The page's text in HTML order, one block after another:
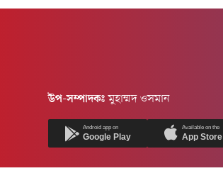
উপ-সম্পাদকঃমুহাম্মদ ওসমান
Android app on
Google Play
Available on the
App Store